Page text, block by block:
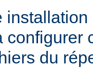
configurer
du